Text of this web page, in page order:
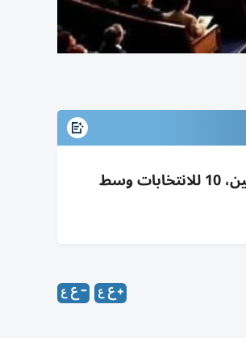
الجمهوريون يطرحون إطار ميزانية 95 مليار$ قبل التجديد النصفي: 73 للدفاع، 12 للمزارعين، 10 للانتخابات وسط